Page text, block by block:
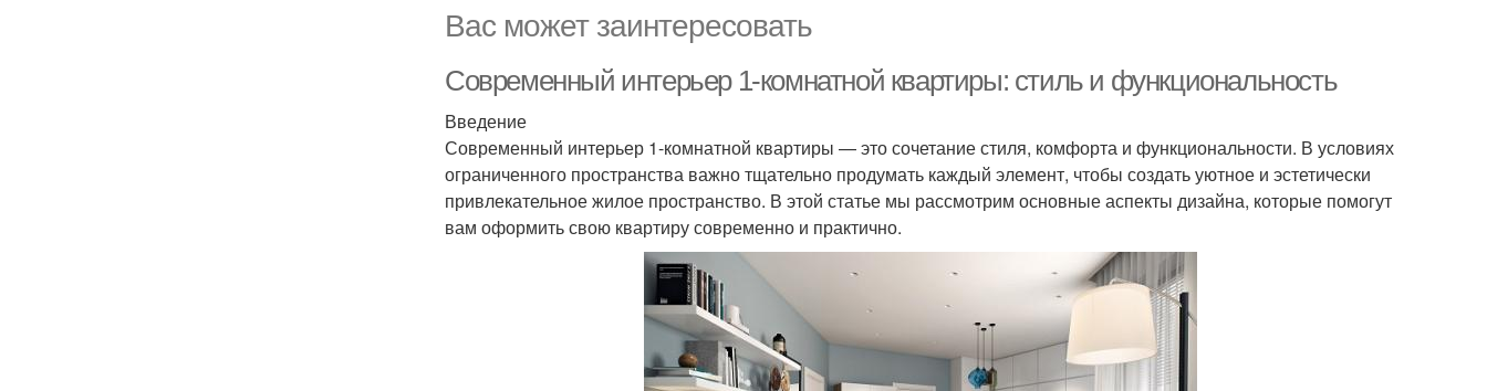
Вас может заинтересовать
Современный интерьер 1-комнатной квартиры: стиль и функциональность
Введение
Современный интерьер 1-комнатной квартиры — это сочетание стиля, комфорта и функциональности. В условиях
ограниченного пространства важно тщательно продумать каждый элемент, чтобы создать уютное и эстетически
привлекательное жилое пространство. В этой статье мы рассмотрим основные аспекты дизайна, которые помогут
вам оформить свою квартиру современно и практично.